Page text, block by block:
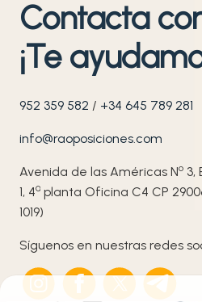
Contacta
¡Te
952 359 582 / +34 645 789 281
info@raoposiciones.com
Avenida de las Américas No 3,
1, 4ª planta Oficina C4 CP
1019)
Síguenos en nuestras redes